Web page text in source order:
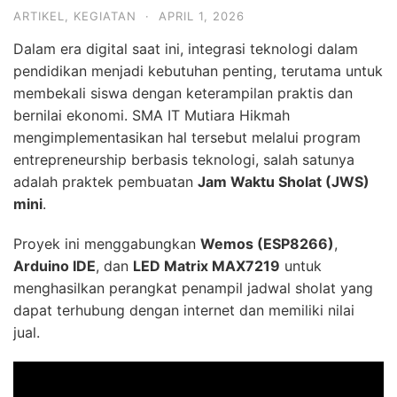
ARTIKEL KEGIATAN · APRIL 1, 2026
Dalam era digital saat ini, integrasi teknologi dalam
pendidikan menjadi kebutuhan penting, terutama untuk
membekali siswa dengan keterampilan praktis dan
bernilai ekonomi. SMA IT Mutiara Hikmah
mengimplementasikan hal tersebut melalui program
entrepreneurship berbasis teknologi, salah satunya
adalah praktek pembuatan Jam Waktu Sholat (JWS)
mini.
Proyek ini menggabungkan Wemos (ESP8266),
Arduino IDE, dan LED Matrix MAX7219 untuk
menghasilkan perangkat penampil jadwal sholat yang
dapat terhubung dengan internet dan memiliki nilai
jual.